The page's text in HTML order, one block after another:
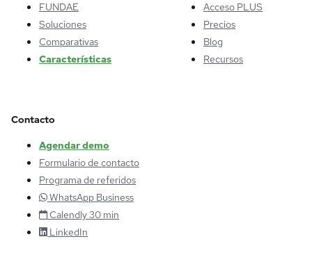
FUNDAE
Soluciones
Comparativas
Características
Acceso PLUS
Precios
Blog
Recursos
Contacto
Agendar demo
Formulario de contacto
Programa de referidos
WhatsApp Business
Calendly 30 min
LinkedIn